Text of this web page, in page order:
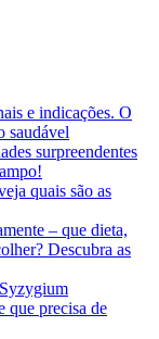
e indicações. O
saudável
surpreendentes
quais são as
– que dieta,
Descubra as
que precisa de